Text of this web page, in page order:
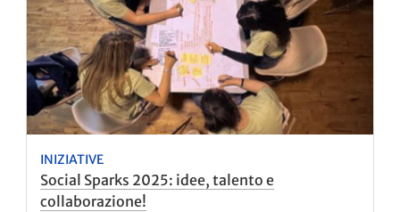
INIZIATIVE
Social Sparks 2025: idee, talento e
collaborazione!